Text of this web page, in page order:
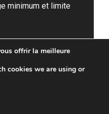
minimum et limite
offrir la meilleure
cookies we are using or